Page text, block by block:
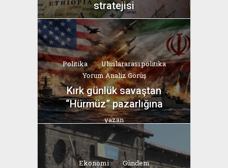
stratejisi
yazan
Bahri Ak
Politika
Uluslararası politika
Yorum Analiz Görüş
Kırk günlük savaştan
“Hürmüz” pazarlığına
yazan
Bahri Ak
Ekonomi
Gündem